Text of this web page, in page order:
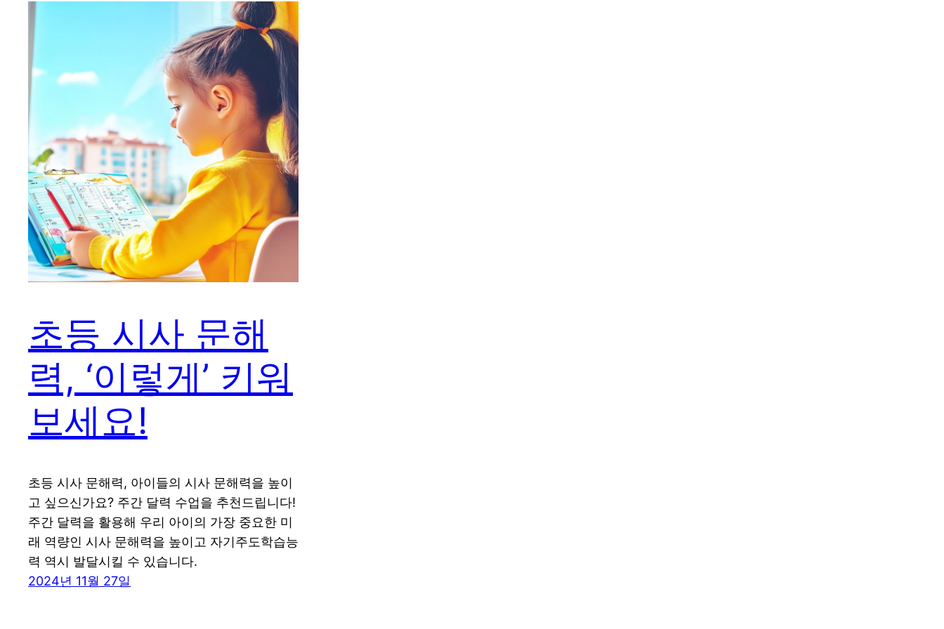
초등 시사 문해
력, ‘이렇게’ 키워
보세요!
초등 시사 문해력, 아이들의 시사 문해력을 높이
고 싶으신가요? 주간 달력 수업을 추천드립니다!
주간 달력을 활용해 우리 아이의 가장 중요한 미
래 역량인 시사 문해력을 높이고 자기주도학습능
력 역시 발달시킬 수 있습니다.
2024년 11월 27일